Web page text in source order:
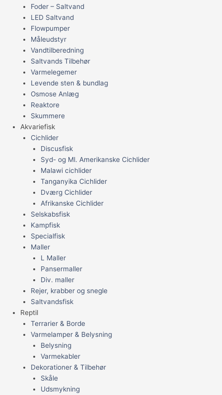
Foder – Saltvand
LED Saltvand
Flowpumper
Måleudstyr
Vandtilberedning
Saltvands Tilbehør
Varmelegemer
Levende sten & bundlag
Osmose Anlæg
Reaktore
Skummere
Akvariefisk
Cichlider
Discusfisk
Syd- og Ml. Amerikanske Cichlider
Malawi cichlider
Tanganyika Cichlider
Dværg Cichlider
Afrikanske Cichlider
Selskabsfisk
Kampfisk
Specialfisk
Maller
L Maller
Pansermaller
Div. maller
Rejer, krabber og snegle
Saltvandsfisk
Reptil
Terrarier & Borde
Varmelamper & Belysning
Belysning
Varmekabler
Dekorationer & Tilbehør
Skåle
Udsmykning